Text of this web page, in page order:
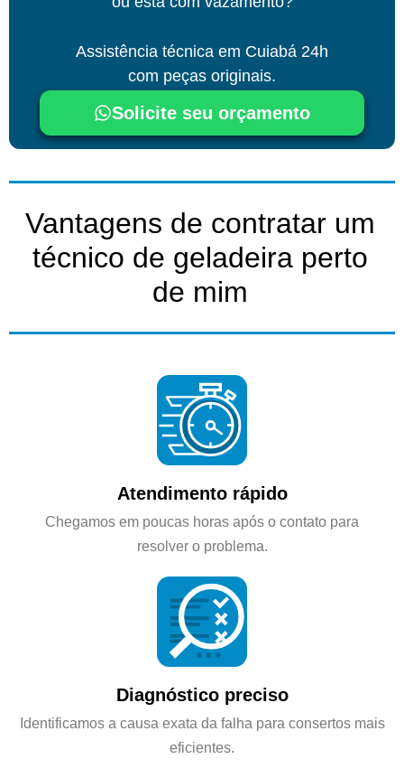
Assistência técnica em Cuiabá 24h
com peças originais.
Solicite seu orçamento
Vantagens de contratar um
técnico de geladeira perto
de mim
Atendimento rápido
Chegamos em poucas horas após o contato para
resolver o problema.
Diagnóstico preciso
Identificamos a causa exata da falha para consertos mais
eficientes.